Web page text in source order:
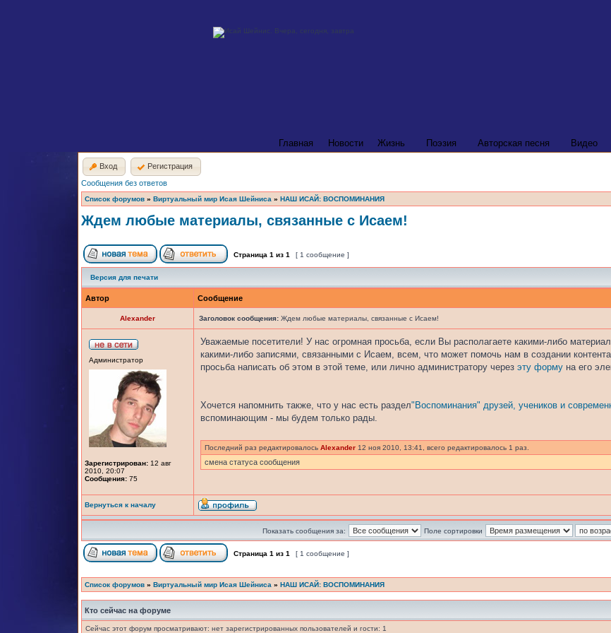
Главная Новости Жизнь Поэзия Авторская песня Видео
Вход Регистрация
Сообщения без ответов
Список форумов » Виртуальный мир Исая Шейниса » НАШ ИСАЙ: ВОСПОМИНАНИЯ
Ждем любые материалы, связанные с Исаем!
Страница 1 из 1 [ 1 сообщение ]
Версия для печати
Автор Сообщение
Alexander Заголовок сообщения: Ждем любые материалы, связанные с Исаем!
Администратор
Зарегистрирован: 12 авг
2010, 20:07
Сообщения: 75
Уважаемые посетители! У нас огромная просьба, если Вы располагаете какими-либо
какими-либо записями, связанными с Исаем, всем, что может помочь нам в создании
просьба написать об этом в этой теме, или лично администратору через эту форму на его
Хочется напомнить также, что у нас есть раздел"Воспоминания" друзей, учеников и
вспоминающим - мы будем только рады.
Последний раз редактировалось Alexander 12 ноя 2010, 13:41, всего редактировалось 1 раз.
смена статуса сообщения
Вернуться к началу
Показать сообщения за: Поле сортировки
Страница 1 из 1 [ 1 сообщение ]
Список форумов » Виртуальный мир Исая Шейниса » НАШ ИСАЙ: ВОСПОМИНАНИЯ
Кто сейчас на форуме
Сейчас этот форум просматривают: нет зарегистрированных пользователей и гости: 1